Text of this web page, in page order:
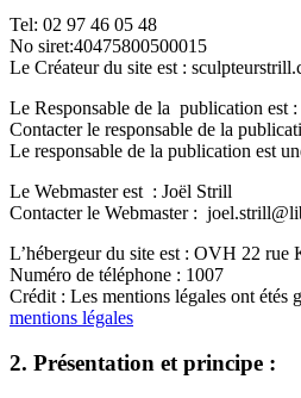
Tel: 02 97 46 05 48
No siret:40475800500015
Le Créateur du site est :
Le Responsable de la publication est
Contacter le responsable de la
Le responsable de la publication est
Le Webmaster est : Joël Strill
Contacter le Webmaster :
L’hébergeur du site est : OVH 22 rue
Numéro de téléphone : 1007
Crédit : Les mentions légales ont étés
mentions légales
2. Présentation et principe :